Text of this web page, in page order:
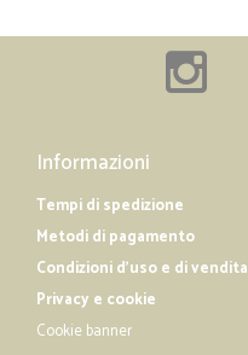
Informazioni
Tempi di spedizione
Metodi di pagamento
Condizioni d'uso e di vendita
Privacy e cookie
Cookie banner